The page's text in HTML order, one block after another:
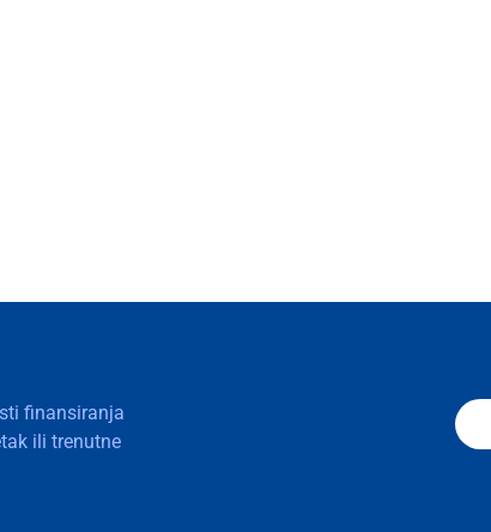
finansiranja
ili trenutne